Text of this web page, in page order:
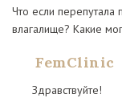
Что если перепутала
влагалище? Какие
FemClinic
Здравствуйте!